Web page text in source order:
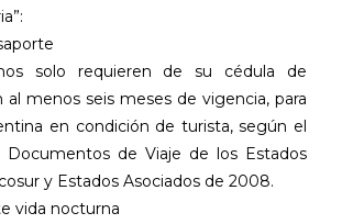
solo requieren de su cédula de
al menos seis meses de vigencia, para
en condición de turista, según el
Documentos de Viaje de los Estados
y Estados Asociados de 2008.
vida nocturna